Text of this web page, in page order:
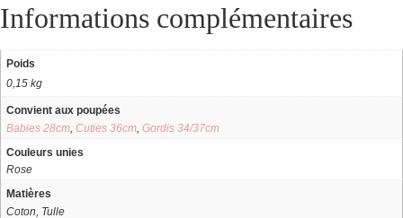
Informations complémentaires
Poids
0,15 kg
Convient aux poupées
Babies 28cm, Cuties 36cm, Gordis 34/37cm
Couleurs unies
Rose
Matières
Coton, Tulle